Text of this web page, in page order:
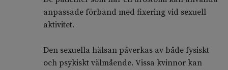
anpassade förband med fixering vid sexuell
aktivitet.
Den sexuella hälsan påverkas av både fysiskt
och psykiskt välmående. Vissa kvinnor kan